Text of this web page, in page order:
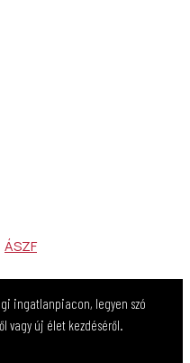
ÁSZF
ingatlanpiacon, legyen szó
vagy új élet kezdéséről.